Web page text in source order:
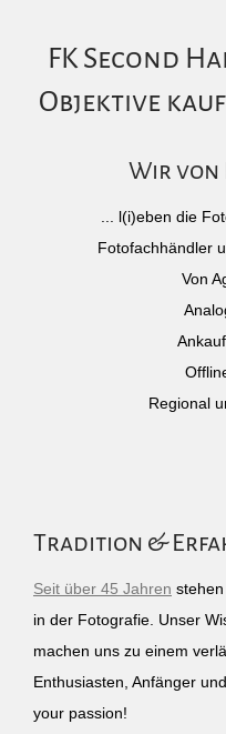
FK Second
Objektive
Wir von
... l(i)eben die
Fotofachhändler
Von
Regional
Tradition &
Seit über 45 Jahren
in der Fotografie. Unser
machen uns zu einem
Enthusiasten, Anfänger
your passion!